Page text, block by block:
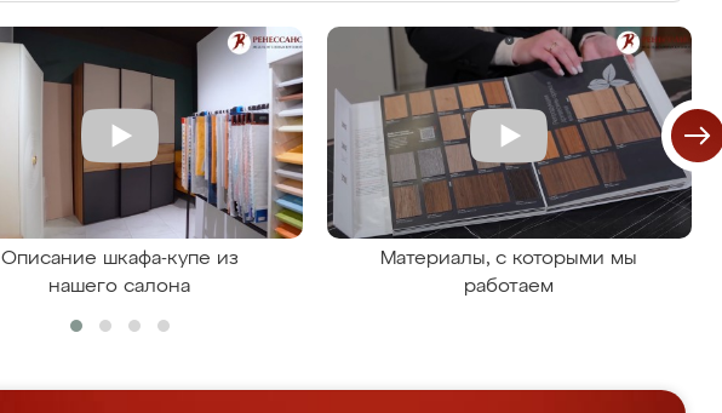
Описание шкафа-купе из
нашего салона
Материалы, с которыми мы
работаем